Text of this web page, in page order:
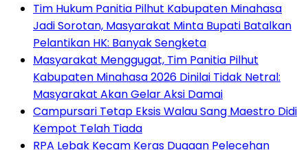
Tim Hukum Panitia Pilhut Kabupaten Minahasa
Jadi Sorotan, Masyarakat Minta Bupati Batalkan
Pelantikan HK: Banyak Sengketa
Masyarakat Menggugat, Tim Panitia Pilhut
Kabupaten Minahasa 2026 Dinilai Tidak Netral:
Masyarakat Akan Gelar Aksi Damai
Campursari Tetap Eksis Walau Sang Maestro Didi
Kempot Telah Tiada
RPA Lebak Kecam Keras Dugaan Pelecehan